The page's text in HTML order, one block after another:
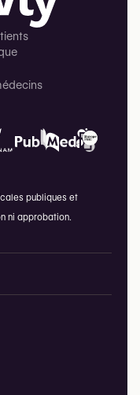
publiques et
ni approbation.